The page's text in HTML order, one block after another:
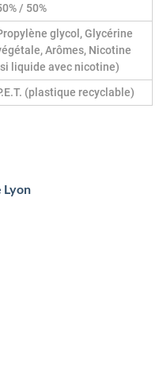
/ 50%
glycol, Glycérine
Arômes, Nicotine
liquide avec nicotine)
(plastique recyclable)
Lyon